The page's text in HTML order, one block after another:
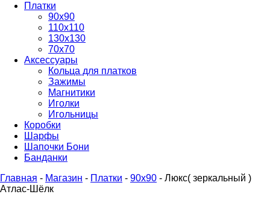
Платки
90x90
110x110
130x130
70х70
Аксессуары
Кольца для платков
Зажимы
Магнитики
Иголки
Игольницы
Коробки
Шарфы
Шапочки Бони
Банданки
Главная - Магазин - Платки - 90x90 - Люкс( зеркальный )
Атлас-Шёлк